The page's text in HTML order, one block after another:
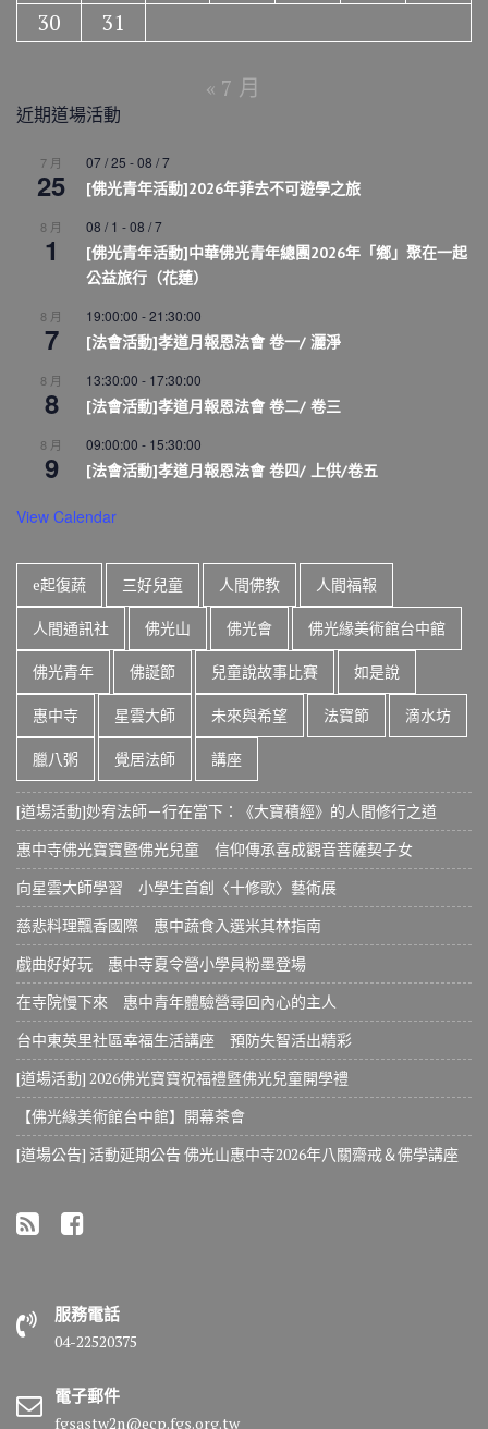
30
31
« 7 月
近期道場活動
7 月
25
07 / 25 -08 / 7
[佛光青年活動]2026年菲去不可遊學之旅
8 月
1
08 / 1 -08 / 7
[佛光青年活動]中華佛光青年總團2026年「鄉」聚在一起
公益旅行（花蓮）
8 月
7
19:00:00 -21:30:00
[法會活動]孝道月報恩法會 卷一/ 灑淨
8 月
8
13:30:00 - 17:30:00
[法會活動]孝道月報恩法會 卷二/ 卷三
8 月
9
09:00:00 - 15:30:00
[法會活動]孝道月報恩法會 卷四/ 上供/卷五
View Calendar
e起復蔬 三好兒童 人間佛教 人間福報
人間通訊社 佛光山 佛光會 佛光緣美術館台中館
佛光青年 佛誕節 兒童說故事比賽 如是說
惠中寺 星雲大師 未來與希望 法寶節 滴水坊
臘八粥 覺居法師 講座
[道場活動]妙宥法師－行在當下：《大寶積經》的人間修行之道
惠中寺佛光寶寶暨佛光兒童 信仰傳承喜成觀音菩薩契子女
向星雲大師學習 小學生首創〈十修歌〉藝術展
慈悲料理飄香國際 惠中蔬食入選米其林指南
戲曲好好玩 惠中寺夏令營小學員粉墨登場
在寺院慢下來 惠中青年體驗營尋回內心的主人
台中東英里社區幸福生活講座 預防失智活出精彩
[道場活動] 2026佛光寶寶祝福禮暨佛光兒童開學禮
【佛光緣美術館台中館】開幕茶會
[道場公告] 活動延期公告 佛光山惠中寺2026年八關齋戒＆佛學講座
服務電話
04-22520375
電子郵件
fgsastw2n@ecp.fgs.org.tw